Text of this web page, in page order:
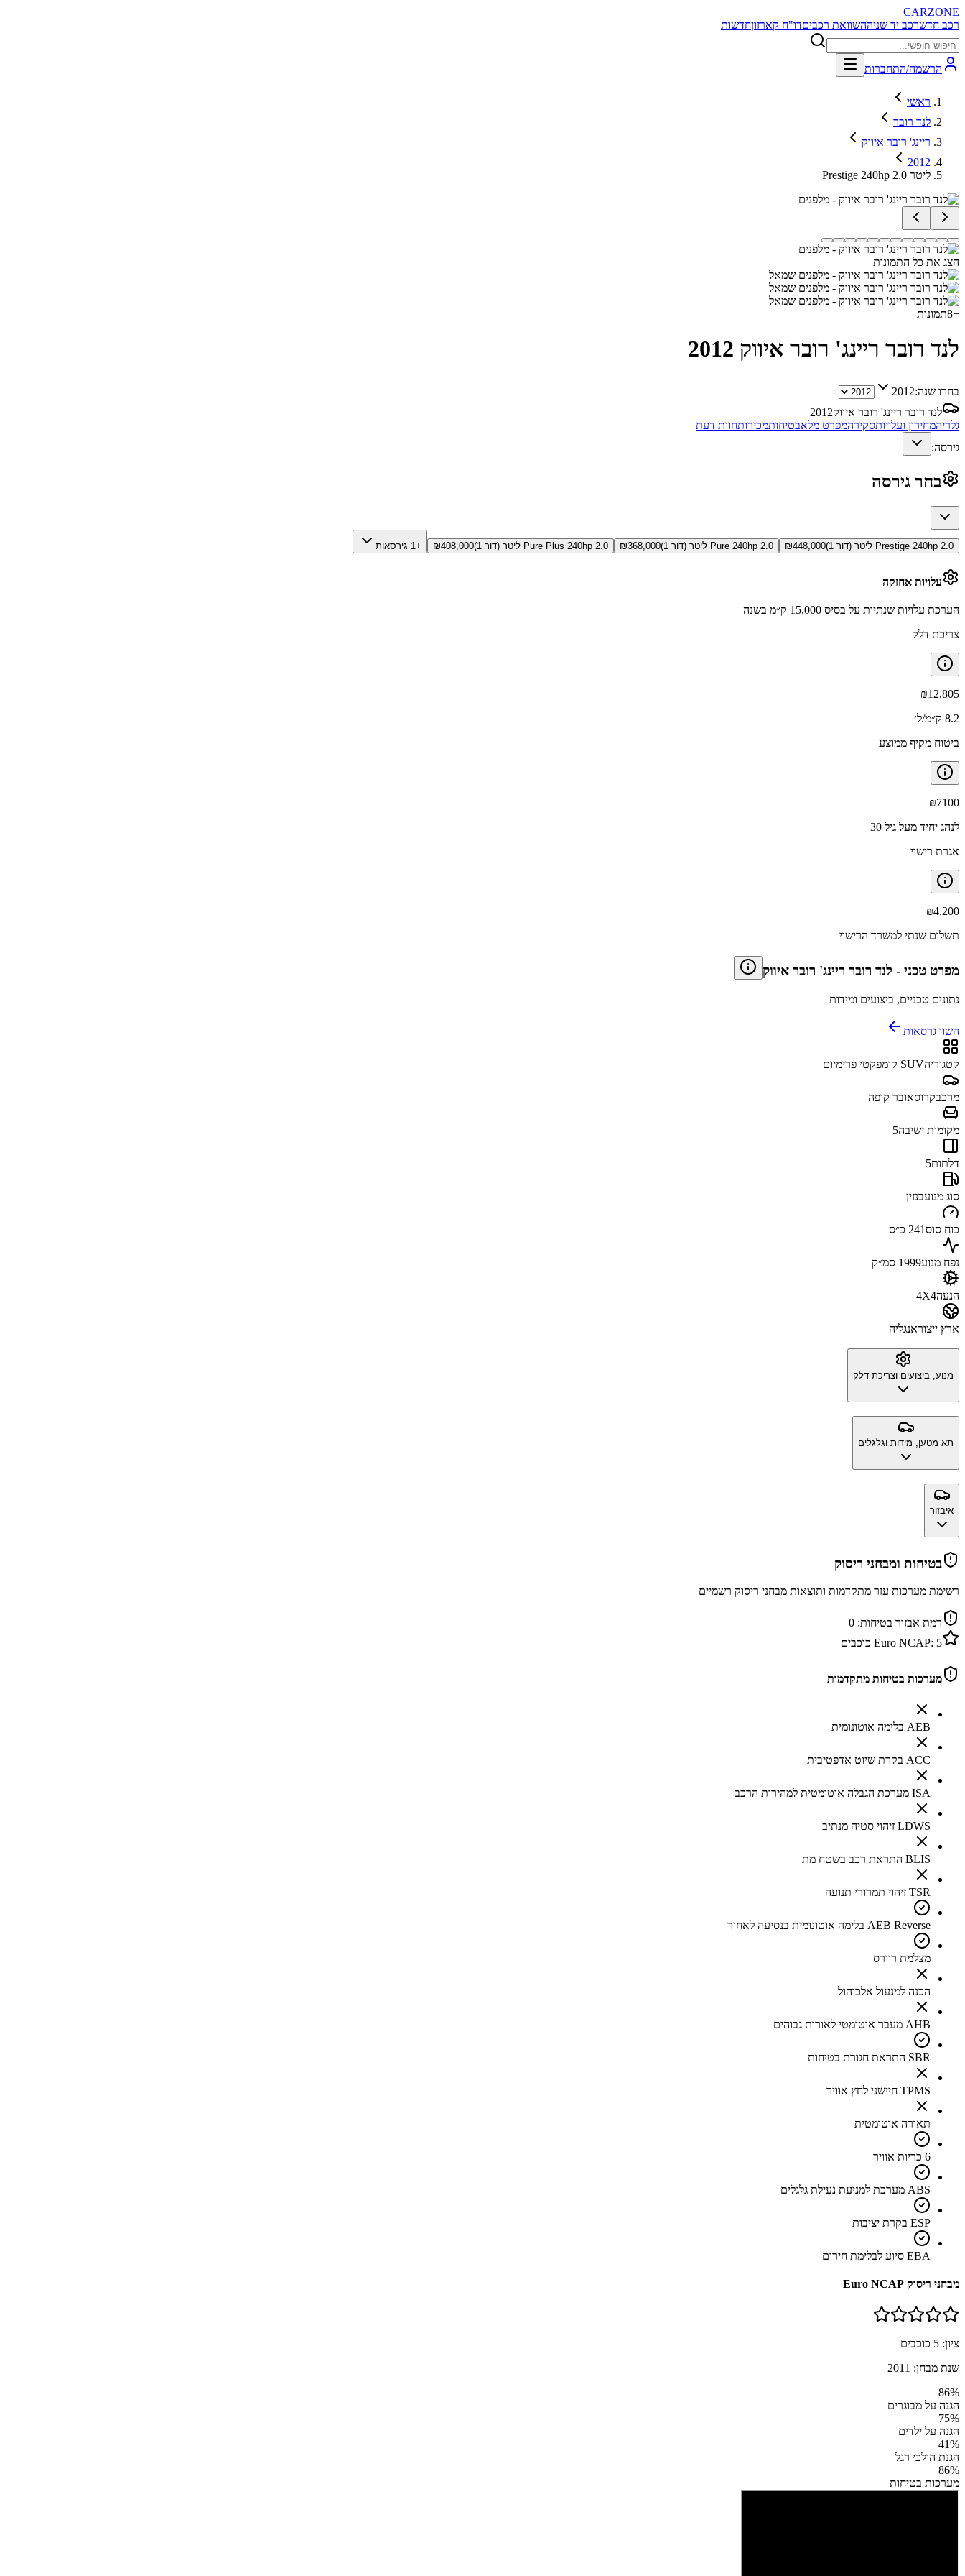
CARZONE
רכב חדשרכב יד שניההשוואת רכביםדו"ח קארזוןחדשות
הרשמה/התחברות
ראשי
לנד רובר
ריינג' רובר איווק
2012
Prestige 240hp 2.0 ליטר
הצג את כל התמונות
+
8תמונות
לנד רובר ריינג' רובר איווק 2012
בחרו שנה:2012
לנד רובר ריינג' רובר איווק2012
גלריהמחירון ועלויותסקירהמפרט מלאבטיחותמכירותחוות דעת
גירסה:
בחר גירסה
Prestige 240hp 2.0 ליטר (דור 1) ₪448,000 Pure 240hp 2.0 ליטר (דור 1) ₪368,000 Pure Plus 240hp 2.0 ליטר (דור 1) ₪408,000 +1 גירסאות
עלויות אחזקה
הערכת עלויות שנתיות על בסיס 15,000 ק״מ בשנה
צריכת דלק
₪12,805
8.2 ק״מ/ל׳
ביטוח מקיף ממוצע
₪7100
לנהג יחיד מעל גיל 30
אגרת רישוי
₪4,200
תשלום שנתי למשרד הרישוי
מפרט טכני - לנד רובר ריינג' רובר איווק
נתונים טכניים, ביצועים ומידות
השוו גרסאות
קטגוריהSUV קומפקטי פרימיום
מרכבקרוסאובר קופה
מקומות ישיבה5
דלתות5
סוג מנועבנזין
כוח סוס241 כ״ס
נפח מנוע1999 סמ״ק
הנעה4X4
ארץ ייצוראנגליה
מנוע, ביצועים וצריכת דלק
תא מטען, מידות וגלגלים
איבזור
בטיחות ומבחני ריסוק
רשימת מערכות עזר מתקדמות ותוצאות מבחני ריסוק רשמיים
רמת אבזור בטיחות: 0
Euro NCAP: 5 כוכבים
מערכות בטיחות מתקדמות
AEB בלימה אוטונומית
ACC בקרת שיוט אדפטיבית
ISA מערכת הגבלה אוטומטית למהירות הרכב
LDWS זיהוי סטיה מנתיב
BLIS התראת רכב בשטח מת
TSR זיהוי תמרורי תנועה
AEB Reverse בלימה אוטונומית בנסיעה לאחור
מצלמת רוורס
הכנה למנעול אלכוהול
AHB מעבר אוטומטי לאורות גבוהים
SBR התראת חגורת בטיחות
TPMS חיישני לחץ אוויר
תאורה אוטומטית
6 כריות אוויר
ABS מערכת למניעת נעילת גלגלים
ESP בקרת יציבות
EBA סיוע לבלימת חירום
מבחני ריסוק Euro NCAP
ציון: 5 כוכבים
שנת מבחן: 2011
86%
הגנה על מבוגרים
75%
הגנה על ילדים
41%
הגנת הולכי רגל
86%
מערכות בטיחות